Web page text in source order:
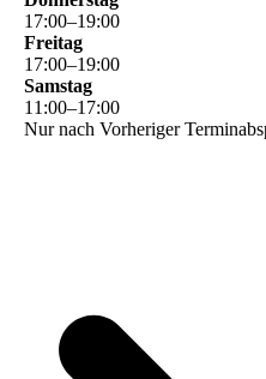
17:00–19:00
Freitag
17:00–19:00
Samstag
11 :00–17:00
Nur nach Vorheriger